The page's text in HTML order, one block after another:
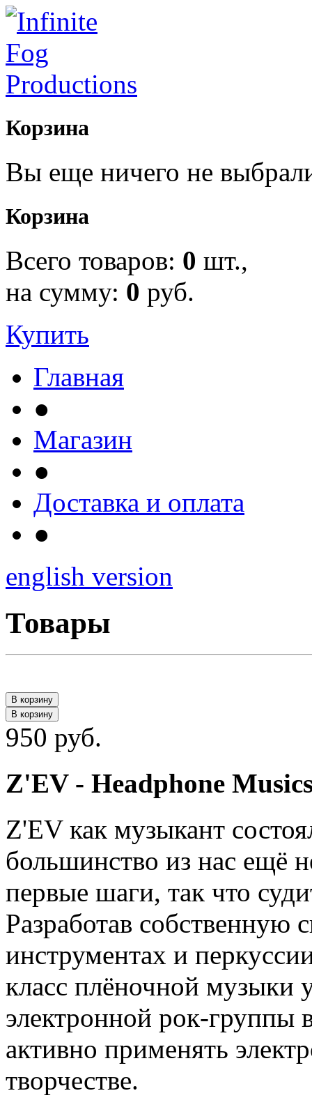
Корзина
Вы еще ничего не
Корзина
Всего товаров: 0 шт.,
на сумму: 0 руб.
Купить
Главная
●
Магазин
●
Доставка и оплата
●
english version
Товары
В корзину
В корзину
950 руб.
Z'EV - Headphone
Z'EV как музыкант
большинство из нас ещё
первые шаги, так что
Разработав собственную
инструментах и
класс плёночной музыки
электронной рок-
активно применять
творчестве.